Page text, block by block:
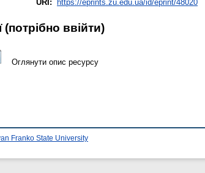
URI: https://eprints.zu.edu.ua/id/eprint/48020
​​(потрібно ввійти)
Оглянути опис ресурсу
Franko State University